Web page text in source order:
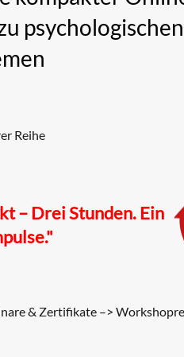
psychologischen
Reihe
– Drei Stunden. Ein
& Zertifikate –>